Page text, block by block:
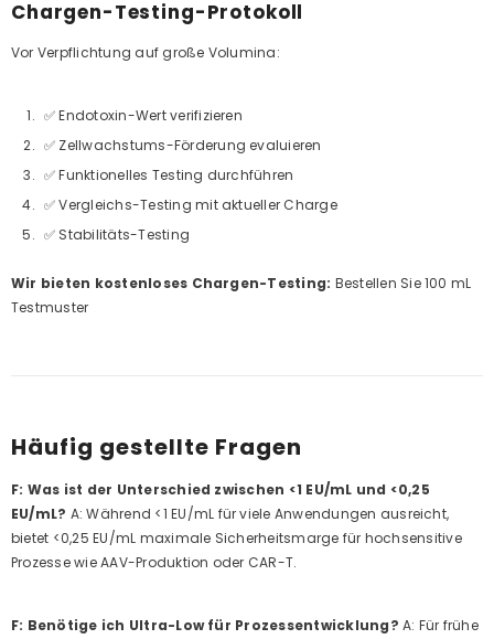
Chargen-Testing-Protokoll
Vor Verpflichtung auf große Volumina:
✅ Endotoxin-Wert verifizieren
✅ Zellwachstums-Förderung evaluieren
✅ Funktionelles Testing durchführen
✅ Vergleichs-Testing mit aktueller Charge
✅ Stabilitäts-Testing
Wir bieten kostenloses Chargen-Testing: Bestellen Sie 100 mL
Testmuster
Häufig gestellte Fragen
F: Was ist der Unterschied zwischen <1 EU/mL und <0,25
EU/mL? A: Während <1 EU/mL für viele Anwendungen ausreicht,
bietet <0,25 EU/mL maximale Sicherheitsmarge für hochsensitive
Prozesse wie AAV-Produktion oder CAR-T.
F: Benötige ich Ultra-Low für Prozessentwicklung? A: Für frühe